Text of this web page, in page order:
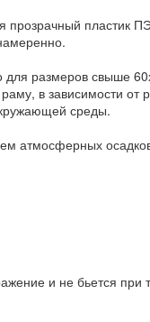
прозрачный пластик
для размеров свыше
в зависимости от
среды.
атмосферных
и не бьется при